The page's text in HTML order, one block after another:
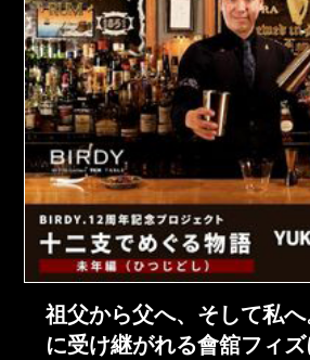
祖父から父へ、そして私
に受け継がれる會舘フィ